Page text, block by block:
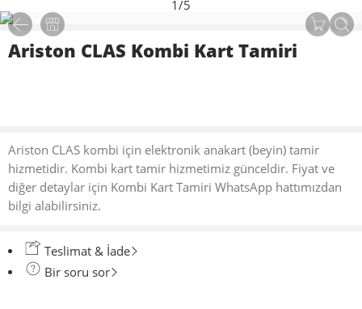
1/5
Ariston CLAS Kombi Kart Tamiri
Ariston CLAS kombi için elektronik anakart (beyin) tamir
hizmetidir. Kombi kart tamir hizmetimiz günceldir. Fiyat ve
diğer detaylar için Kombi Kart Tamiri WhatsApp hattımızdan
bilgi alabilirsiniz.
Teslimat & İade
Bir soru sor